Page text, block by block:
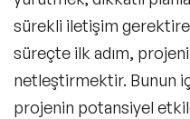
sürekli iletişim
süreçte ilk adım,
netleştirmektir. Bunun
projenin potansiyel